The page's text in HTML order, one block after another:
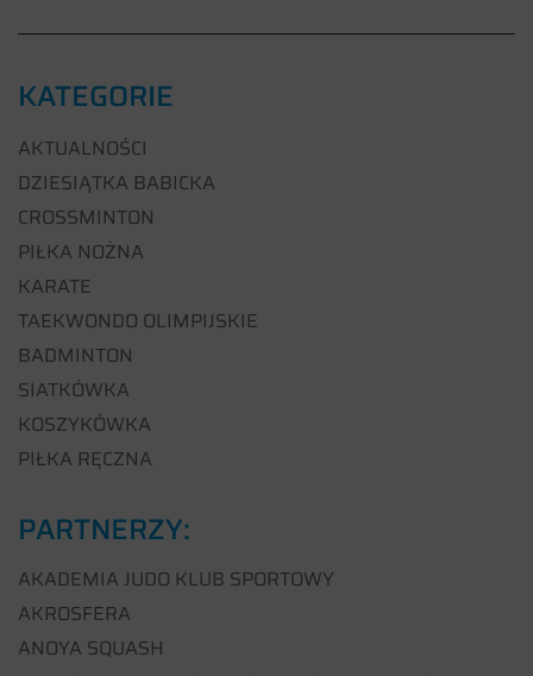
KATEGORIE
AKTUALNOŚCI
DZIESIĄTKA BABICKA
CROSSMINTON
PIŁKA NOŻNA
KARATE
TAEKWONDO OLIMPIJSKIE
BADMINTON
SIATKÓWKA
KOSZYKÓWKA
PIŁKA RĘCZNA
PARTNERZY:
AKADEMIA JUDO KLUB SPORTOWY
AKROSFERA
ANOYA SQUASH